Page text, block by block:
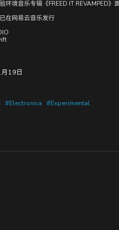
环境音乐专辑《FREED IT REVAMPED》
在网易云音乐发行
19日
#Electronica #Experimental